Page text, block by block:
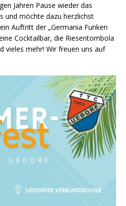
Jahren Pause wieder das
und möchte dazu herzlichst
Auftritt der „Germania Funken
Cocktailbar, die Riesentombola
vieles mehr! Wir freuen uns auf